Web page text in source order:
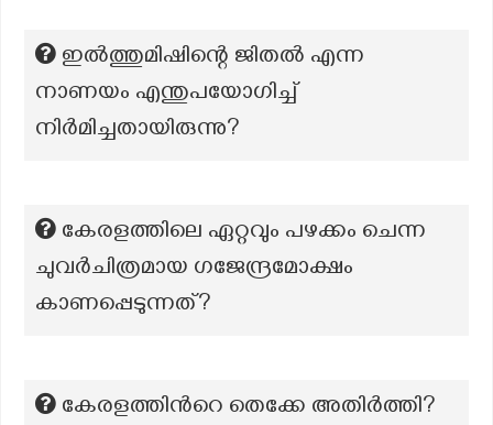
ഇൽത്തുമിഷിന്റെ ജിതൽ എന്ന
നാണയം എന്തുപയോഗിച്ച്
നിർമിച്ചതായിരുന്നു?
കേരളത്തിലെ ഏറ്റവും പഴക്കം ചെന്ന
ചുവര്‍ചിത്രമായ ഗജേന്ദ്രമോക്ഷം
കാണപ്പെടുന്നത്?
കേരളത്തിന്‍റെ തെക്കേ അതിര്‍ത്തി?